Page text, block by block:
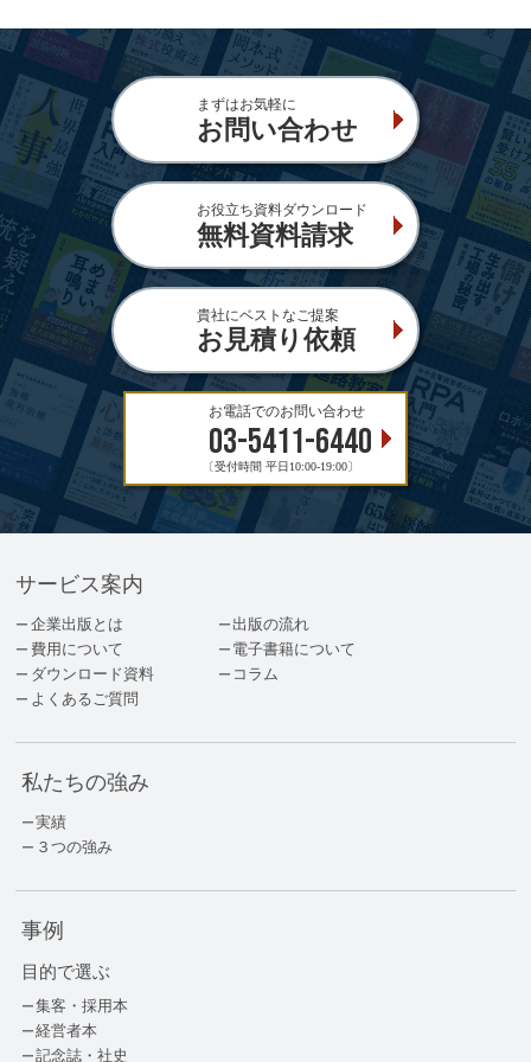
まずはお気軽に
お問い合わせ
お役立ち資料ダウンロード
無料資料請求
貴社にベストなご提案
お見積り依頼
お電話でのお問い合わせ
03-5411-6440
〔受付時間 平日10:00-19:00〕
サービス案内
企業出版とは
出版の流れ
費用について
電子書籍について
ダウンロード資料
コラム
よくあるご質問
私たちの強み
実績
３つの強み
事例
目的で選ぶ
集客・採用本
経営者本
記念誌・社史